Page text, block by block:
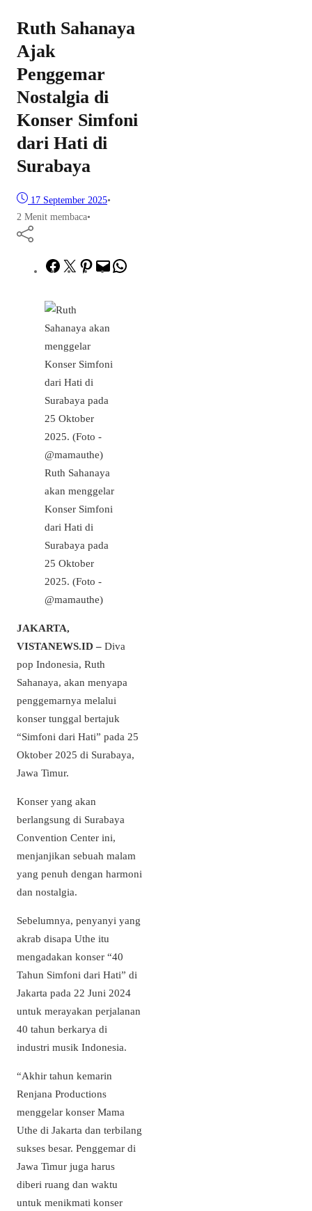
Ruth Sahanaya
Ajak
Penggemar
Nostalgia di
Konser Simfoni
dari Hati di
Surabaya
17 September 2025•
2 Menit membaca•
Facebook
TwitterPinterest
Mail
Ruth Sahanaya
akan menggelar
Konser Simfoni
dari Hati di
Surabaya pada
25 Oktober
2025. (Foto -
@mamauthe)
JAKARTA,
VISTANEWS.ID – Diva
pop Indonesia, Ruth
Sahanaya, akan menyapa
penggemarnya melalui
konser tunggal bertajuk
“Simfoni dari Hati” pada 25
Oktober 2025 di Surabaya,
Jawa Timur.
Konser yang akan
berlangsung di Surabaya
Convention Center ini,
menjanjikan sebuah malam
yang penuh dengan harmoni
dan nostalgia.
Sebelumnya, penyanyi yang
akrab disapa Uthe itu
mengadakan konser “40
Tahun Simfoni dari Hati” di
Jakarta pada 22 Juni 2024
untuk merayakan perjalanan
40 tahun berkarya di
industri musik Indonesia.
“Akhir tahun kemarin
Renjana Productions
menggelar konser Mama
Uthe di Jakarta dan terbilang
sukses besar. Penggemar di
Jawa Timur juga harus
diberi ruang dan waktu
untuk menikmati konser